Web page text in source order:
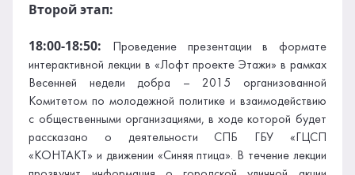
Второй этап:
18:00-18:50: Проведение презентации в формате
интерактивной лекции в «Лофт проекте Этажи» в рамках
Весенней недели добра – 2015 организованной
Комитетом по молодежной политике и взаимодействию
с общественными организациями, в ходе которой будет
рассказано о деятельности СПБ ГБУ «ГЦСП
«КОНТАКТ» и движении «Синяя птица». В течение лекции